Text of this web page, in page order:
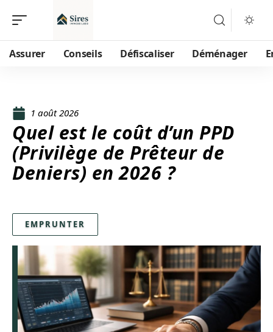
Assurer Conseils Défiscaliser Déménager
1 août 2026
Quel est le coût d’un PPD
(Privilège de Prêteur de
Deniers) en 2026 ?
EMPRUNTER